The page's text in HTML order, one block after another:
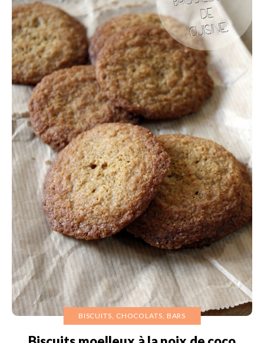
BISCUITS, CHOCOLATS, BARS